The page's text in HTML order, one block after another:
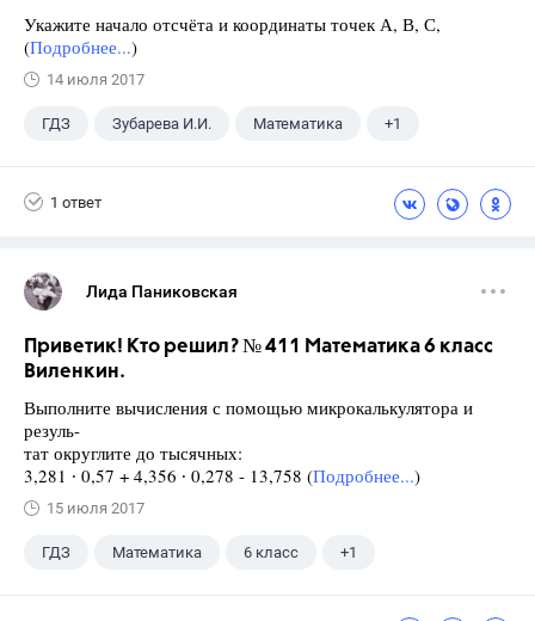
Укажите начало отсчёта и координаты точек А, В, С,
(Подробнее...)
14 июля 2017
ГДЗ Зубарева И.И. Математика +1
1 ответ
Лида Паниковская
Приветик! Кто решил? № 411 Математика 6 класс
Виленкин.
Выполните вычисления с помощью микрокалькулятора и
резуль-
тат округлите до тысячных:
3,281 ∙ 0,57 + 4,356 ∙ 0,278 - 13,758 (Подробнее...)
15 июля 2017
ГДЗ Математика 6 класс +1